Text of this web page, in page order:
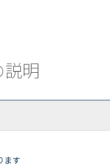
説明
ます